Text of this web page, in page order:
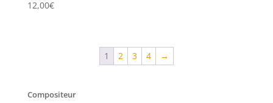
12,00€
1 2 3 4 →
Compositeur